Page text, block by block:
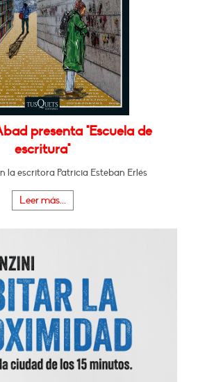
presenta "Escuela de
escritura"
la escritora Patricia Esteban Erlés
Leer más...